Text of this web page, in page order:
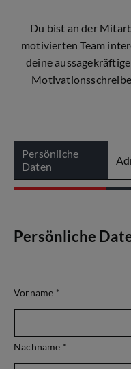
Du bist an der
motivierten Team
deine
Persönliche
Daten
Persönliche
Vorname *
Nachname *